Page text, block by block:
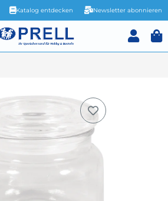
Katalog entdecken Newsletter abonnieren